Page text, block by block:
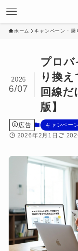
ホーム キャンペーン・乗
プロ
り換
回線
版】
2026
6/07
広告 キャンペー
2026年2月1日